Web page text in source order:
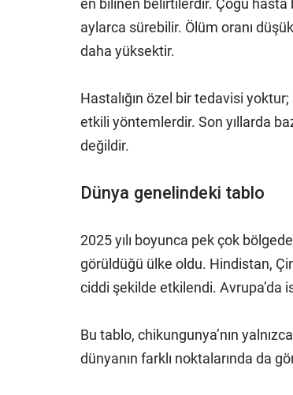
en bilinen belirtilerdir. Çoğu hasta
aylarca sürebilir. Ölüm oranı
daha yüksektir.
Hastalığın özel bir tedavisi
etkili yöntemlerdir. Son yıllarda
değildir.
Dünya genelindeki tablo
2025 yılı boyunca pek çok
görüldüğü ülke oldu. Hindistan,
ciddi şekilde etkilendi. Avrupa’da
Bu tablo, chikungunya’nın
dünyanın farklı noktalarında da